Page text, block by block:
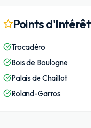
Points d'Intérêt
Trocadéro
Bois de Boulogne
Palais de Chaillot
Roland-Garros